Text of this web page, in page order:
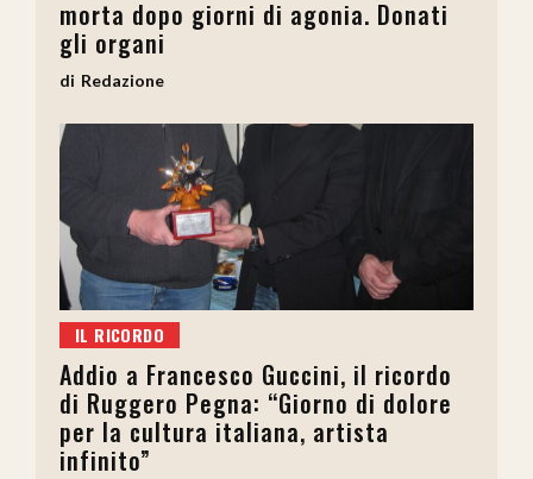
morta dopo giorni di agonia. Donati
gli organi
Redazione
IL RICORDO
Addio a Francesco Guccini, il ricordo
di Ruggero Pegna: “Giorno di dolore
per la cultura italiana, artista
infinito”